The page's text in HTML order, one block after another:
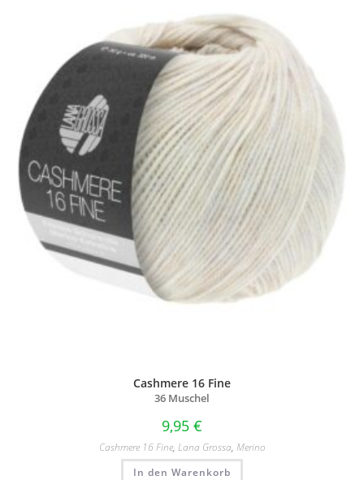
Cashmere 16 Fine
36 Muschel
9,95 €
Cashmere 16 Fine, Lana Grossa, Merino
In den Warenkorb